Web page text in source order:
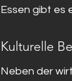
Essen gibt es
Kulturelle
Neben der